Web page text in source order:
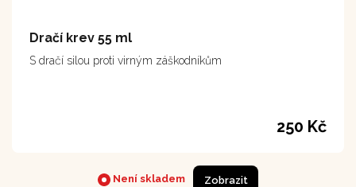
Dračí krev 55 ml
S dračí silou proti virným záškodníkům
250 Kč
Není skladem Zobrazit